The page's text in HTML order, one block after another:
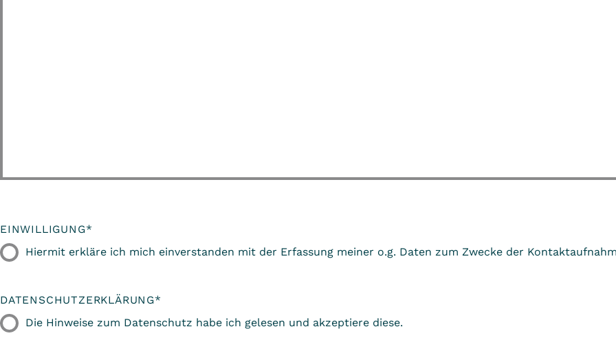
EINWILLIGUNG*
Hiermit erkläre ich mich einverstanden mit der Erfassung meiner o.g. Daten zum Zwecke der
DATENSCHUTZERKLÄRUNG*
Die Hinweise zum Datenschutz habe ich gelesen und akzeptiere diese.